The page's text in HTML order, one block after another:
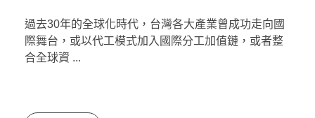
過去30年的全球化時代，台灣各大產業曾成功走向國
際舞台，或以代工模式加入國際分工加值鏈，或者整
合全球資 ...